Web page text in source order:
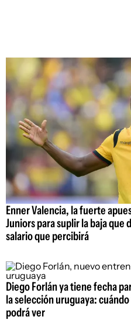
Enner Valencia, la fuerte
Juniors para suplir la baja que
salario que percibirá
Diego Forlán ya tiene fecha
la selección uruguaya:
podrá ver